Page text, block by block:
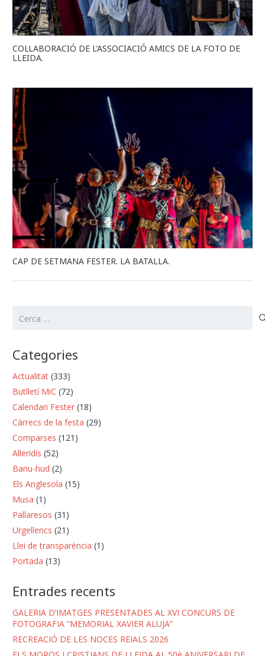
COL·LABORACIÓ DE L’ASSOCIACIÓ AMICS DE LA FOTO DE
LLEIDA.
CAP DE SETMANA FESTER. LA BATALLA.
Cerca:
Categories
Actualitat (333)
Butlletí MiC (72)
Calendari Fester (18)
Càrrecs de la festa (29)
Comparses (121)
Al·leridís (52)
Banu-hud (2)
Els Anglesola (15)
Musa (1)
Pallaresos (31)
Urgellencs (21)
Llei de transparència (1)
Portada (13)
Entrades recents
GALERIA D’IMATGES PRESENTADES AL XVI CONCURS DE
FOTOGRAFIA “MEMORIAL XAVIER ALUJA”
RECREACIÓ DE LES NOCES REIALS 2026